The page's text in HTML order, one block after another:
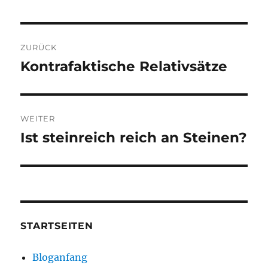
ZURÜCK
Vorheriger
Kontrafaktische Relativsätze
WEITER
Nächster
Ist steinreich reich an Steinen?
STARTSEITEN
Bloganfang